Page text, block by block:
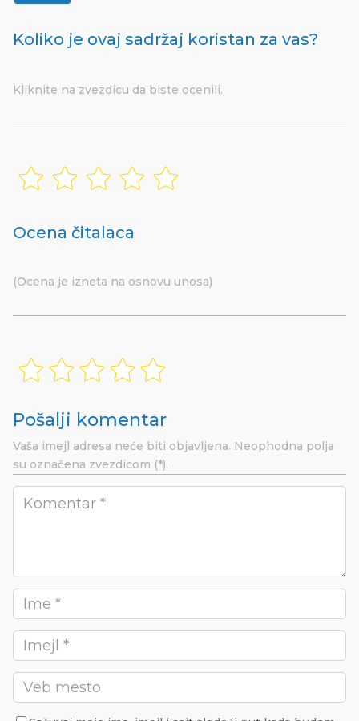
Koliko je ovaj sadržaj koristan za vas?
Kliknite na zvezdicu da biste ocenili.
Ocena čitalaca
(Ocena je izneta na osnovu unosa)
Pošalji komentar
Vaša imejl adresa neće biti objavljena. Neophodna polja
su označena zvezdicom (*).